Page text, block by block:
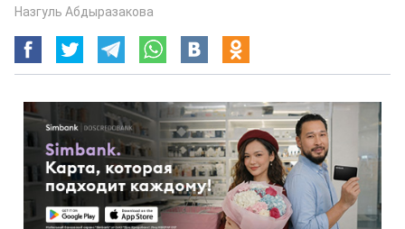
Назгуль Абдыразакова